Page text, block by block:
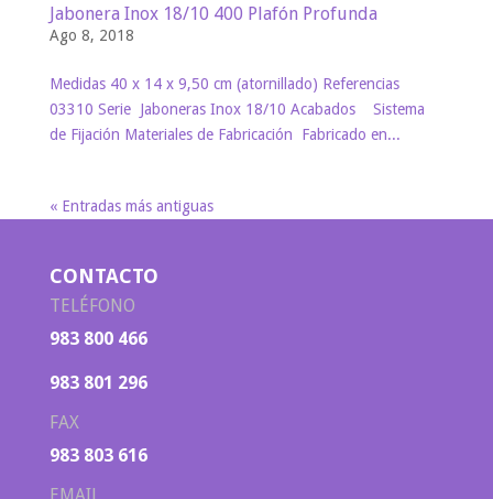
Jabonera Inox 18/10 400 Plafón Profunda
Ago 8, 2018
Medidas 40 x 14 x 9,50 cm (atornillado) Referencias
03310 Serie Jaboneras Inox 18/10 Acabados Sistema
de Fijación Materiales de Fabricación Fabricado en...
« Entradas más antiguas
CONTACTO
TELÉFONO
983 800 466
983 801 296
FAX
983 803 616